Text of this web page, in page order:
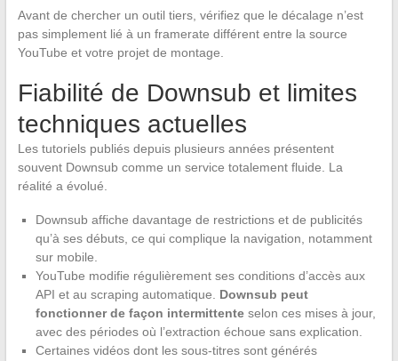
Avant de chercher un outil tiers, vérifiez que le décalage n’est
pas simplement lié à un framerate différent entre la source
YouTube et votre projet de montage.
Fiabilité de Downsub et limites
techniques actuelles
Les tutoriels publiés depuis plusieurs années présentent
souvent Downsub comme un service totalement fluide. La
réalité a évolué.
Downsub affiche davantage de restrictions et de publicités
qu’à ses débuts, ce qui complique la navigation, notamment
sur mobile.
YouTube modifie régulièrement ses conditions d’accès aux
API et au scraping automatique. Downsub peut
fonctionner de façon intermittenteselon ces mises à jour,
avec des périodes où l’extraction échoue sans explication.
Certaines vidéos dont les sous-titres sont générés